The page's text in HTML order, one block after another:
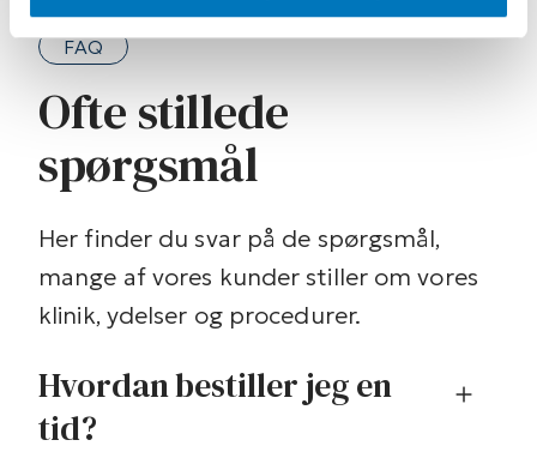
FAQ
Ofte stillede
spørgsmål
Her finder du svar på de spørgsmål,
mange af vores kunder stiller om vores
klinik, ydelser og procedurer.
Hvordan bestiller jeg en
tid?